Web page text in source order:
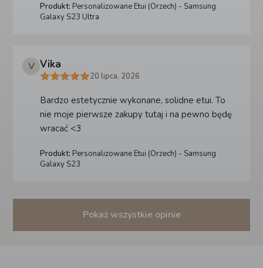
Produkt: Personalizowane Etui (Orzech) - Samsung
Galaxy S23 Ultra
V Vika
20 lipca, 2026
Bardzo estetycznie wykonane, solidne etui. To
nie moje pierwsze zakupy tutaj i na pewno będę
wracać <3
Produkt: Personalizowane Etui (Orzech) - Samsung
Galaxy S23
Pokaż wszystkie opinie